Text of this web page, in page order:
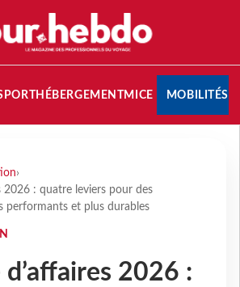
HÉBERGEMENTMICE MOBILITÉS
›
2026 : quatre leviers pour des
performants et plus durables
d’affaires 2026 :